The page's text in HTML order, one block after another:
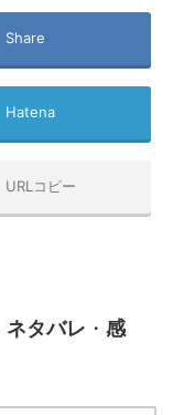
Share
Hatena
URLコピー
ネタバレ ・ 感